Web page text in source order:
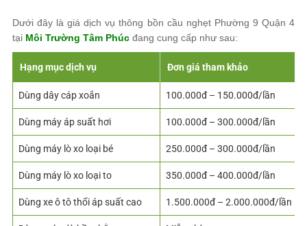
Dưới đây là giá dịch vụ thông bồn cầu nghẹt Phường 9 Quận 4
tại Môi Trường Tâm Phúc đang cung cấp như sau:
Hạng mục dịch vụ Đơn giá tham khảo
Dùng dây cáp xoắn 100.000đ – 150.000đ/lần
Dùng máy áp suất hơi 100.000đ – 300.000đ/lần
Dùng máy lò xo loại bé 250.000đ – 300.000đ/lần
Dùng máy lò xo loại to 350.000đ – 400.000đ/lần
Dùng xe ô tô thổi áp suất cao 1.500.000đ – 2.000.000đ/lần